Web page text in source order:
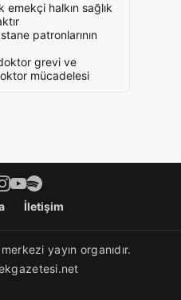
emekçi halkın sağlık
patronlarının
grevi ve
mücadelesi
İletişim
yayın organıdır.